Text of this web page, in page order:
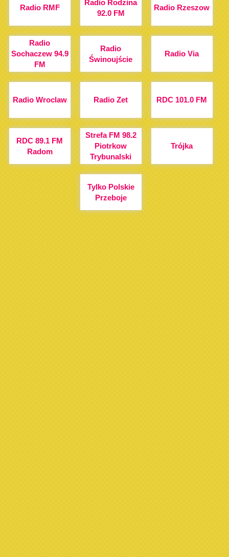
Radio RMF
Radio Rodzina
92.0 FM
Radio Rzeszow
Radio
Sochaczew 94.9
FM
Radio
Świnoujście
Radio Via
Radio Wroclaw Radio Zet RDC 101.0 FM
RDC 89.1 FM
Radom
Strefa FM 98.2
Piotrkow
Trybunalski
Trójka
Tylko Polskie
Przeboje